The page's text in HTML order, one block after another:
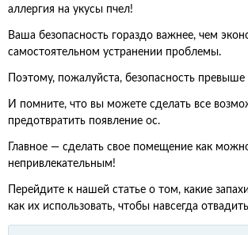
аллергия на укусы пчел!
Ваша безопасность гораздо важнее, чем
самостоятельном устранении проблемы.
Поэтому, пожалуйста, безопасность превыше
И помните, что вы можете сделать все
предотвратить появление ос.
Главное — сделать свое помещение как
непривлекательным!
Перейдите к нашей статье о том, какие
как их использовать, чтобы навсегда